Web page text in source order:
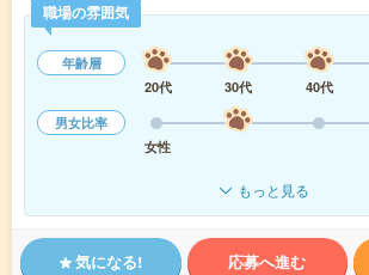
職場の雰囲気
年齢層
20代
30代 40代
男女比率
女性
もっと見る
気になる! 応募へ進む